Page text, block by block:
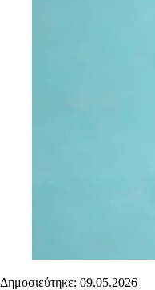
Δημοσιεύτηκε: 09.05.2026